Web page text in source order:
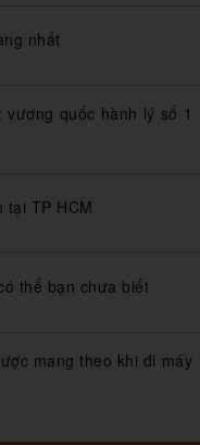
nhất
quốc hành lý số 1
TP HCM
thể bạn chưa biết
mang theo khi đi máy